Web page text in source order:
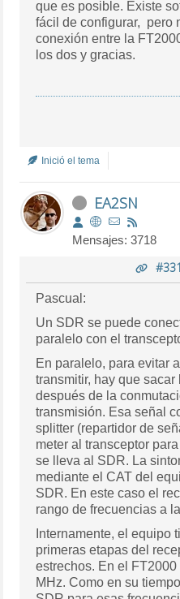
que es posible. Existe
fácil de configurar, pero
conexión entre la
los dos y gracias.
Inició el tema
EA2SN
Mensajes: 3718
Pascual:
Un SDR se puede
paralelo con el
En paralelo, para evitar
transmitir, hay que
después de la
transmisión. Esa señal
splitter (repartidor de
meter al transceptor
se lleva al SDR. La
mediante el CAT del
SDR. En este caso el
rango de frecuencias a
Internamente, el equipo
primeras etapas del
estrechos. En el
MHz. Como en su